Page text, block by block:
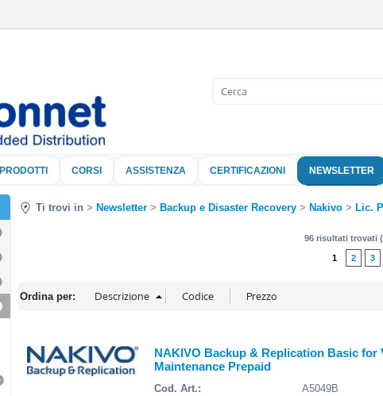
PRODOTTI CORSI ASSISTENZA CERTIFICAZIONI NEWSLETTER
Ti trovi in Newsletter Backup e Disaster Recovery Nakivo Lic.
96 risultati trovati
1 2 3
Ordina per:
NAKIVO Backup & Replication Basic
Maintenance Prepaid
Cod. Art.:
A5049B